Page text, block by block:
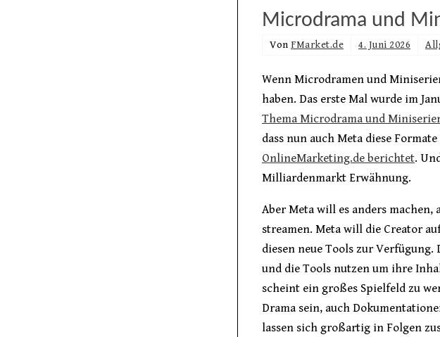
Microdrama und
Von FMarket.de 4. Juni 2026
Wenn Microdramen und
haben. Das erste Mal wurde im
Thema Microdrama und
dass nun auch Meta diese
OnlineMarketing.de berichtet.
Milliardenmarkt Erwähnung.
Aber Meta will es anders
streamen. Meta will die Creator
diesen neue Tools zur
und die Tools nutzen um ihre
scheint ein großes Spielfeld zu
Drama sein, auch
lassen sich großartig in Folgen